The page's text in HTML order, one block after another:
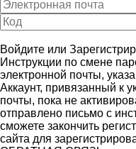
Войдите или
Инструкции по смене
электронной почты,
Аккаунт, привязанный к
почты, пока не
отправлено письмо с
сможете закончить
сайта для